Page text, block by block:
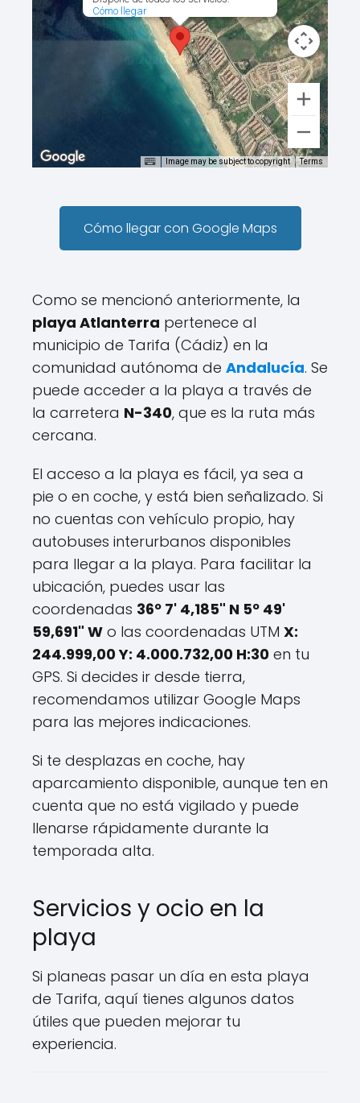
Cómo llegar
Image may be subject to copyright Terms
Cómo llegar con Google Maps
Como se mencionó anteriormente, la
playa Atlanterra pertenece al
municipio de Tarifa (Cádiz) en la
comunidad autónoma de Andalucía. Se
puede acceder a la playa a través de
la carretera N-340, que es la ruta más
cercana.
El acceso a la playa es fácil, ya sea a
pie o en coche, y está bien señalizado. Si
no cuentas con vehículo propio, hay
autobuses interurbanos disponibles
para llegar a la playa. Para facilitar la
ubicación, puedes usar las
coordenadas 36º 7' 4,185" N 5º 49'
59,691" W o las coordenadas UTM X:
244.999,00 Y: 4.000.732,00 H:30 en tu
GPS. Si decides ir desde tierra,
recomendamos utilizar Google Maps
para las mejores indicaciones.
Si te desplazas en coche, hay
aparcamiento disponible, aunque ten en
cuenta que no está vigilado y puede
llenarse rápidamente durante la
temporada alta.
Servicios y ocio en la
playa
Si planeas pasar un día en esta playa
de Tarifa, aquí tienes algunos datos
útiles que pueden mejorar tu
experiencia.